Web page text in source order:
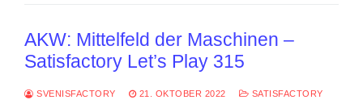
AKW: Mittelfeld der Maschinen –
Satisfactory Let’s Play 315
SVENISFACTORY 21. OKTOBER 2022
SATISFACTORY